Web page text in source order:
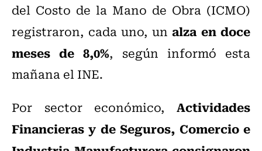
del Costo de la Mano de Obra (ICMO)
registraron, cada uno, un alza en doce
meses de 8,0%, según informó esta
mañana el INE.
Por sector económico, Actividades
Financieras y de Seguros, Comercio e